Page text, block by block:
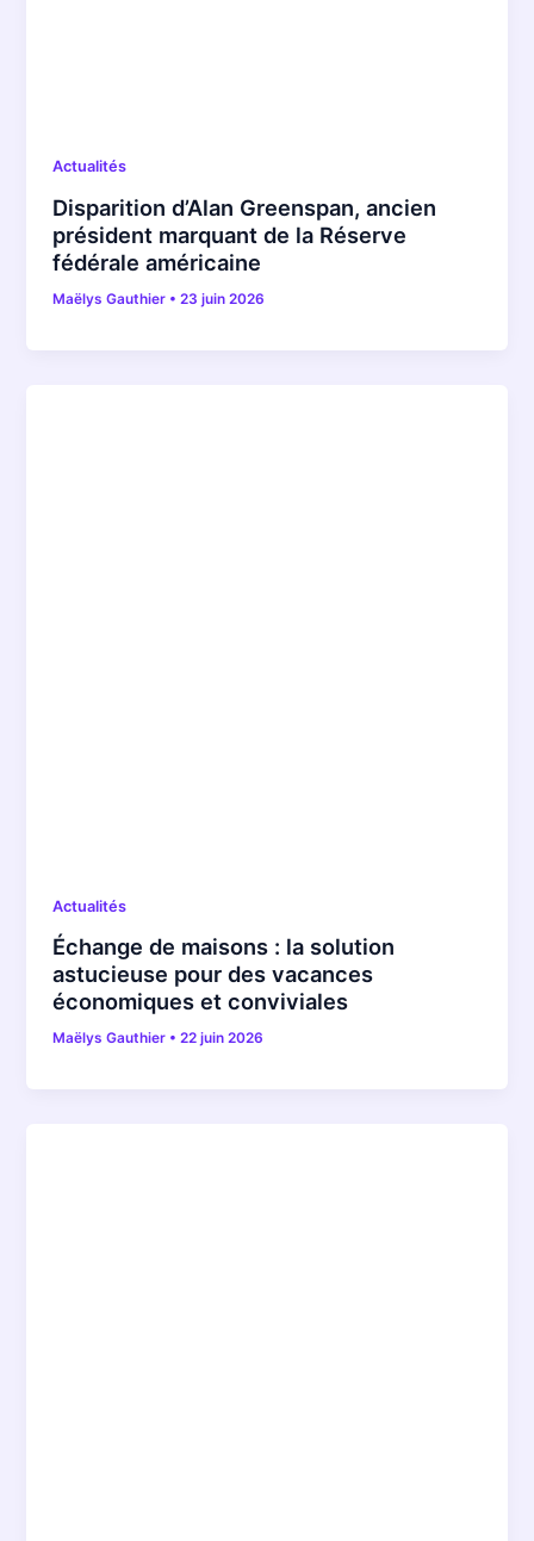
Actualités
Disparition d’Alan Greenspan, ancien
président marquant de la Réserve
fédérale américaine
Maëlys Gauthier •23 juin 2026
Actualités
Échange de maisons : la solution
astucieuse pour des vacances
économiques et conviviales
Maëlys Gauthier •22 juin 2026